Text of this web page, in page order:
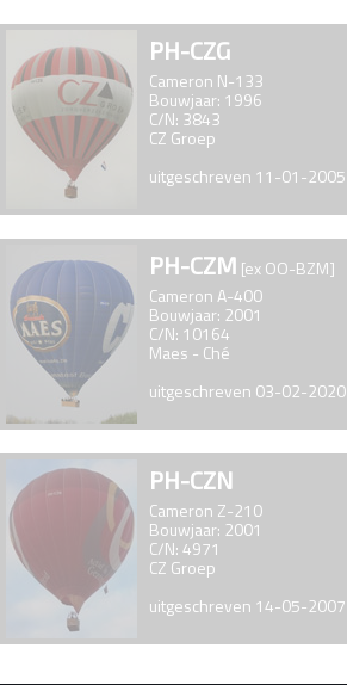
PH-CZG
Cameron N-133
Bouwjaar: 1996
C/N: 3843
CZ Groep
uitgeschreven 11-01-2005
PH-CZM [ex OO-BZM]
Cameron A-400
Bouwjaar: 2001
C/N: 10164
Maes - Ché
uitgeschreven 03-02-2020
PH-CZN
Cameron Z-210
Bouwjaar: 2001
C/N: 4971
CZ Groep
uitgeschreven 14-05-2007